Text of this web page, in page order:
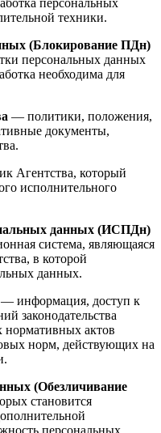
персональных
техники.
(Блокирование ПДн)
персональных данных
необходима для
— политики, положения,
документы,
Агентства, который
исполнительного
данных (ИСПДн)
система, являющаяся
в которой
данных.
— информация, доступ к
законодательства
нормативных актов
норм, действующих на
(Обезличивание
становится